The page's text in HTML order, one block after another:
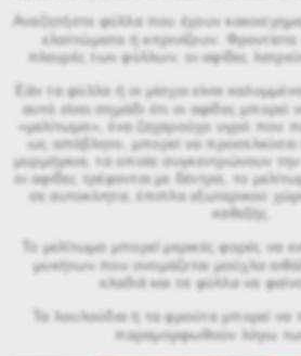
Αναζητήστε φύλλα που έχουν
ελαττώματα ή κιτρινίζουν.
πλευρές των φύλλων. οι αφίδες
Εάν τα φύλλα ή οι μίσχοι είναι
αυτό είναι σημάδι ότι οι αφίδες
«μελίτωμα», ένα ζαχαρούχο υγρό που
ως απόβλητο, μπορεί να
μυρμήγκια, τα οποία συγκεντρώνουν
οι αφίδες τρέφονται με δέντρα, το
σε αυτοκίνητα, έπιπλα εξωτερικού
καθεξής.
Το μελίτωμα μπορεί μερικές φορές να
μυκήτων που ονομάζεται μούχλα
κλαδιά και τα φύλλα να
Τα λουλούδια ή τα φρούτα μπορεί
παραμορφωθούν λόγω